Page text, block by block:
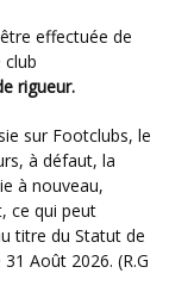
rigueur.
sur Footclubs, le
à défaut, la
à nouveau,
ce qui peut
titre du Statut de
Août 2026. (R.G